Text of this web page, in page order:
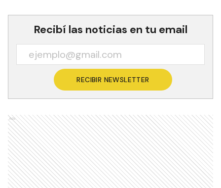
Recibí las noticias en tu email
RECIBIR NEWSLETTER
Ads